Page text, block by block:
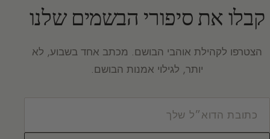
קבלו את סיפורי הבשמים שלנו
הצטרפו לקהילת אוהבי הבושם. מכתב אחד בשבוע, לא
יותר, לגילוי אמנות הבושם.